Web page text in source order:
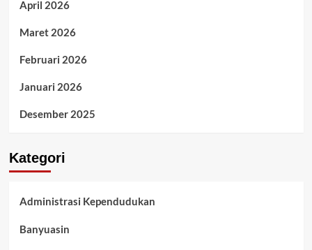
April 2026
Maret 2026
Februari 2026
Januari 2026
Desember 2025
Kategori
Administrasi Kependudukan
Banyuasin